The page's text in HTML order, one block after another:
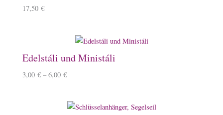
17,50 €
Edelstáli und Ministáli
3,00 € –6,00 €